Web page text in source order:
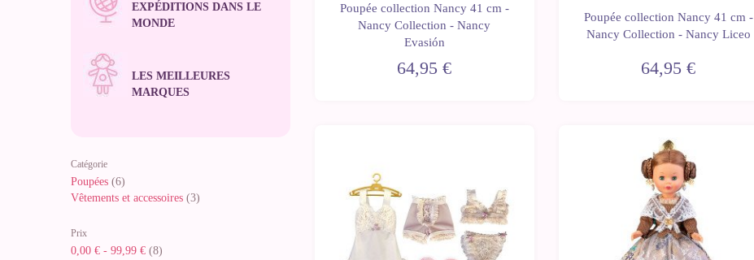
EXPÉDITIONS DANS LE
MONDE
LES MEILLEURES
MARQUES
Catégorie
Poupées (6)
Vêtements et accessoires (3)
Prix
0,00 € - 99,99 € (8)
Poupée collection Nancy 41 cm -
Nancy Collection - Nancy
Evasión
64,95 €
Poupée collection Nancy 41 cm -
Nancy Collection - Nancy Liceo
64,95 €